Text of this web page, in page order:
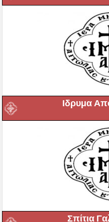
Ιδρυμα
Σπίτια